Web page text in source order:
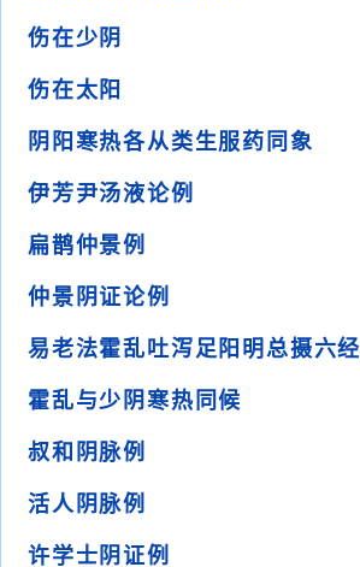
伤在少阴
伤在太阳
阴阳寒热各从类生服药同象
伊芳尹汤液论例
扁鹊仲景例
仲景阴证论例
易老法霍乱吐泻足阳明总摄六经
霍乱与少阴寒热同候
叔和阴脉例
活人阴脉例
许学士阴证例